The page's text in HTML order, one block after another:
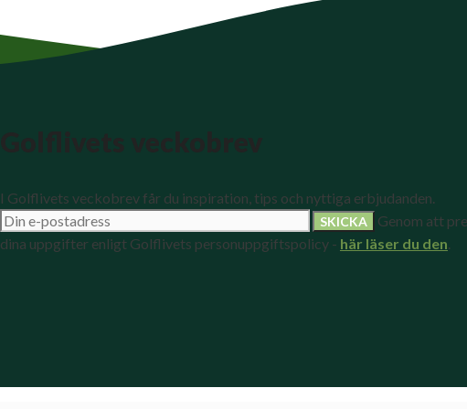
I Golflivets veckobrev får du inspiration, tips och nyttiga erbjudanden.
Genom att
dina uppgifter enligt Golflivets personuppgiftspolicy - här läser du den